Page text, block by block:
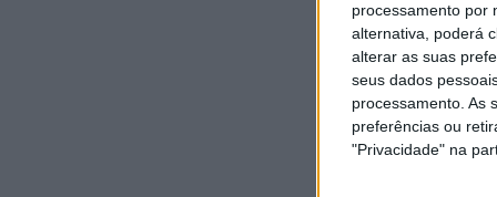
processamento por
alternativa, poderá
alterar as suas
seus dados
processamento. As
preferências ou
"Privacidade" na